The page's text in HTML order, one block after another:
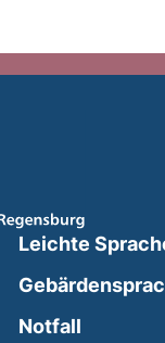
Leichte
Notfall